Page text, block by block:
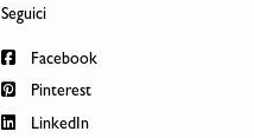
Seguici
Facebook
Pinterest
LinkedIn